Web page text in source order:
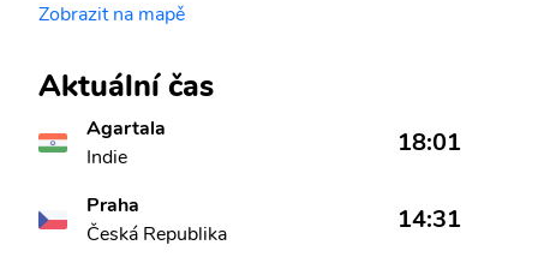
Zobrazit na mapě
Aktuální čas
Agartala
Indie
18:01
Praha
Česká Republika
14:31